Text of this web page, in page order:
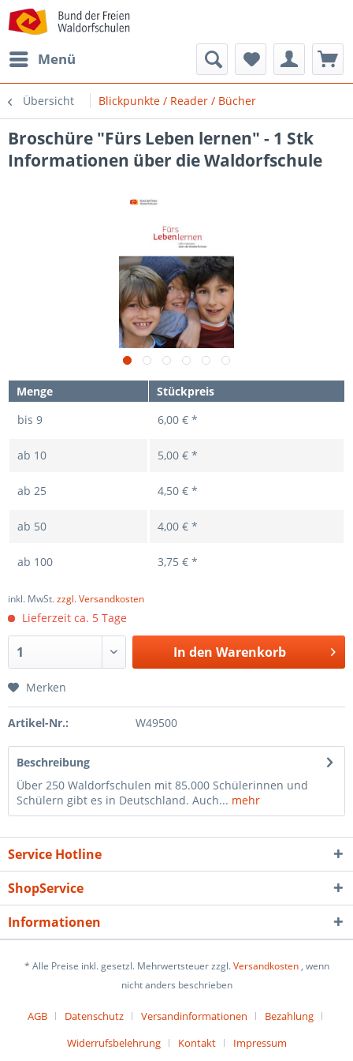
Menü
Übersicht Blickpunkte / Reader / Bücher
Broschüre "Fürs Leben lernen" - 1 Stk
Informationen über die Waldorfschule
Menge
Stückpreis
bis 9 6,00 € *
ab 10 5,00 € *
ab 25 4,50 € *
ab 50 4,00 € *
ab 100 3,75 € *
inkl. MwSt.zzgl. Versandkosten
Lieferzeit ca. 5 Tage
In den Warenkorb
Merken
Artikel-Nr.: W49500
Beschreibung
Über 250 Waldorfschulen mit 85.000 Schülerinnen und
Schülern gibt es in Deutschland. Auch... mehr
Service Hotline
ShopService
Informationen
* Alle Preise inkl. gesetzl. Mehrwertsteuer zzgl.Versandkosten, wenn
nicht anders beschrieben
AGB Datenschutz Versandinformationen
Bezahlung
Widerrufsbelehrung
Kontakt Impressum